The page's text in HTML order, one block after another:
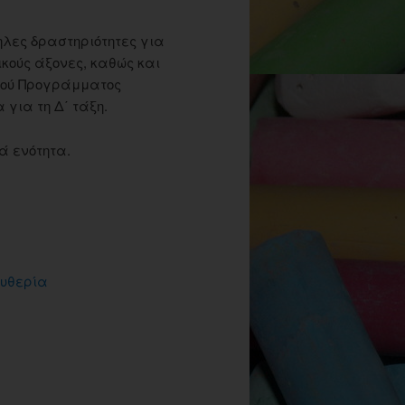
δραστηριότητες για
άξονες, καθώς και
­Προγράμματος
τη Δ΄ τάξη.
ενότητα.